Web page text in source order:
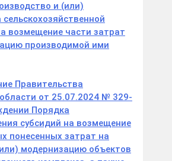
и (или)
сельскохозяйственной
возмещение части затрат
производимой ими
Правительства
от 25.07.2024 № 329-
Порядка
субсидий на возмещение
понесенных затрат на
модернизацию объектов